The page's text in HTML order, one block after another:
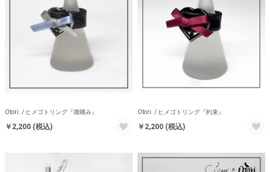
Otori. / ヒメゴトリング『微睡み』
￥2,200 (税込)
Otori. / ヒメゴトリング『約束』
￥2,200 (税込)